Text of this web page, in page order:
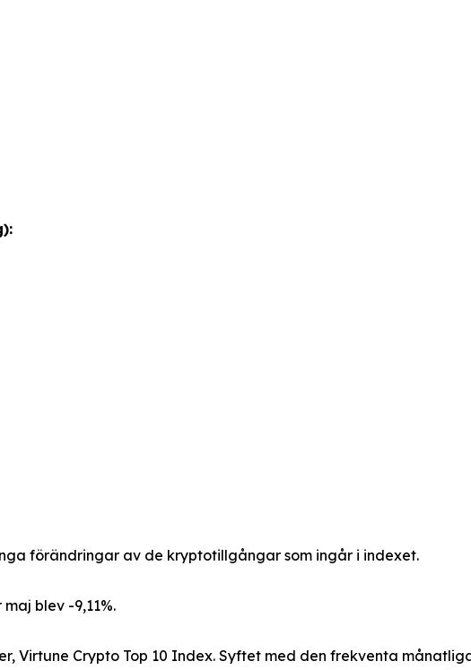
förändringar av de kryptotillgångar som ingår i indexet.
blev -9,11%.
Virtune Crypto Top 10 Index. Syftet med den frekventa